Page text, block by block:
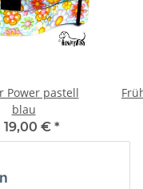
Power pastell
blau
19,00 € *